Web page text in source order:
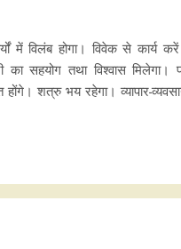
में विलंब होगा। विवेक से कार्य
सहयोग तथा विश्वास मिलेगा।
शत्रु भय रहेगा। व्यापार-